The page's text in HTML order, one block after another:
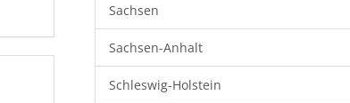
Sachsen
Sachsen-Anhalt
Schleswig-Holstein